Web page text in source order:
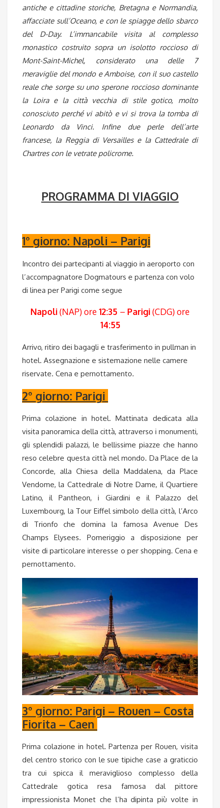
antiche e cittadine storiche, Bretagna e Normandia,
affacciate sull’Oceano, e con le spiagge dello sbarco
del D-Day. L’immancabile visita al complesso
monastico costruito sopra un isolotto roccioso di
Mont-Saint-Michel, considerato una delle 7
meraviglie del mondo e Amboise, con il suo castello
reale che sorge su uno sperone roccioso dominante
la Loira e la città vecchia di stile gotico, molto
conosciuto perché vi abitò e vi si trova la tomba di
Leonardo da Vinci. Infine due perle dell’arte
francese, la Reggia di Versailles e la Cattedrale di
Chartres con le vetrate policrome.
PROGRAMMA DI VIAGGIO
1° giorno: Napoli – Parigi
Incontro dei partecipanti al viaggio in aeroporto con
l’accompagnatore Dogmatours e partenza con volo
di linea per Parigi come segue
Napoli(NAP) ore12:35 – Parigi(CDG) ore
14:55
Arrivo, ritiro dei bagagli e trasferimento in pullman in
hotel. Assegnazione e sistemazione nelle camere
riservate. Cena e pernottamento.
2° giorno: Parigi
Prima colazione in hotel. Mattinata dedicata alla
visita panoramica della città, attraverso i monumenti,
gli splendidi palazzi, le bellissime piazze che hanno
reso celebre questa città nel mondo. Da Place de la
Concorde, alla Chiesa della Maddalena, da Place
Vendome, la Cattedrale di Notre Dame, il Quartiere
Latino, il Pantheon, i Giardini e il Palazzo del
Luxembourg, la Tour Eiffel simbolo della città, l’Arco
di Trionfo che domina la famosa Avenue Des
Champs Elysees. Pomeriggio a disposizione per
visite di particolare interesse o per shopping. Cena e
pernottamento.
3° giorno: Parigi – Rouen – Costa
Fiorita – Caen
Prima colazione in hotel. Partenza perRouen, visita
del centro storico con le sue tipiche case a graticcio
tra cui spicca il meraviglioso complesso della
Cattedrale gotica resa famosa dal pittore
impressionista Monet che l’ha dipinta più volte in